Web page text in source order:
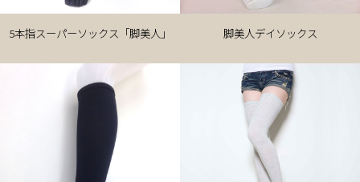
5本指スーパーソックス「脚美人」 脚美人デイソックス